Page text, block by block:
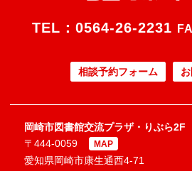
TEL： 0564-26-2231
相談予約フォーム
岡崎市図書館交流プラザ・りぶら2F
〒444-0059
MAP
愛知県岡崎市康生通西4-71